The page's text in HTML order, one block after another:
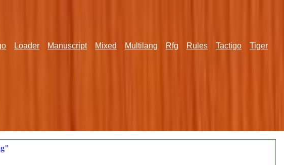
Loader Manuscript Mixed Multilang Rfg Rules Tactigo
Tiger